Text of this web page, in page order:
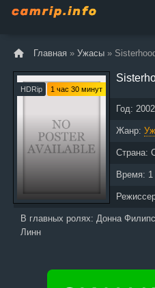
Главная » Ужасы »
HDRip 1 час 30 минут
Год: 2002
Жанр:
Страна:
Время:
В главных ролях: Донна
Линн